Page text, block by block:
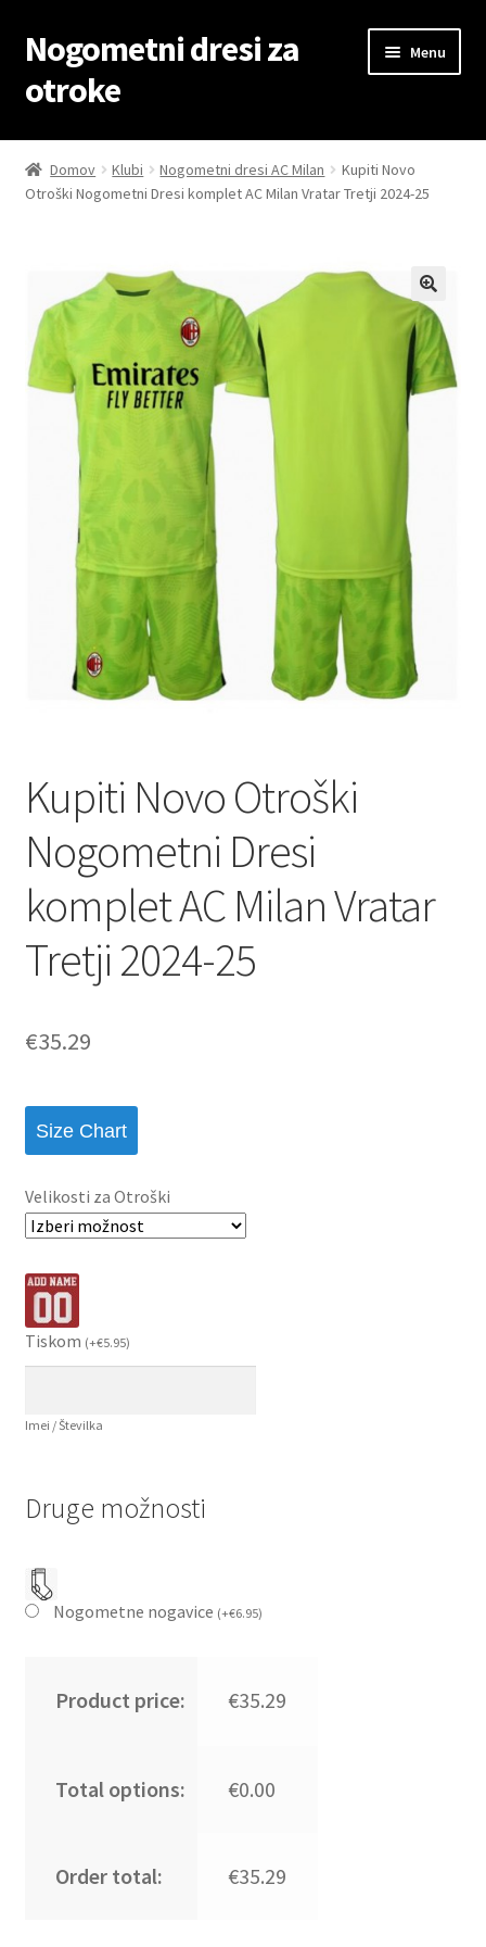
Skip
to
navigation
Skip
to
content
Nogometni dresi za
otroke
Menu
Domov
Blog
Košarica
Moj račun
Trgovina
Zaključek nakupa
Domov Klubi Nogometni dresi AC Milan
Kupiti Novo
Otroški Nogometni Dresi komplet AC Milan Vratar Tretji 2024-25
Kupiti Novo Otroški
Nogometni Dresi
komplet AC Milan Vratar
Tretji 2024-25
€35.29
Size Chart
Velikosti za Otroški
Tiskom (+€5.95)
Imei / Številka
Druge možnosti
Nogometne nogavice (+€6.95)
Product price: €35.29
Total options: €0.00
Order total: €35.29